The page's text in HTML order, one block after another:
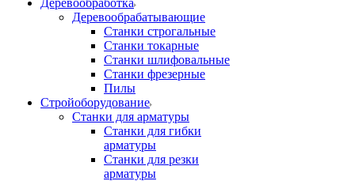
Деревообработка
Деревообрабатывающие
Станки строгальные
Станки токарные
Станки шлифовальные
Станки фрезерные
Пилы
Стройоборудование
Станки для арматуры
Станки для гибки
арматуры
Станки для резки
арматуры